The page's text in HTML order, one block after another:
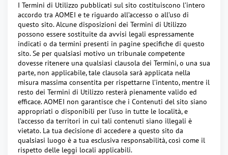
I Termini di Utilizzo pubblicati sul sito costituiscono l’intero
accordo tra AOMEI e te riguardo all’accesso o all’uso di
questo sito. Alcune disposizioni dei Termini di Utilizzo
possono essere sostituite da avvisi legali espressamente
indicati o da termini presenti in pagine specifiche di questo
sito. Se per qualsiasi motivo un tribunale competente
dovesse ritenere una qualsiasi clausola dei Termini, o una sua
parte, non applicabile, tale clausola sarà applicata nella
misura massima consentita per rispettarne l’intento, mentre il
resto dei Termini di Utilizzo resterà pienamente valido ed
efficace. AOMEI non garantisce che i Contenuti del sito siano
appropriati o disponibili per l’uso in tutte le località, e
l’accesso da territori in cui tali contenuti siano illegali è
vietato. La tua decisione di accedere a questo sito da
qualsiasi luogo è a tua esclusiva responsabilità, così come il
rispetto delle leggi locali applicabili.